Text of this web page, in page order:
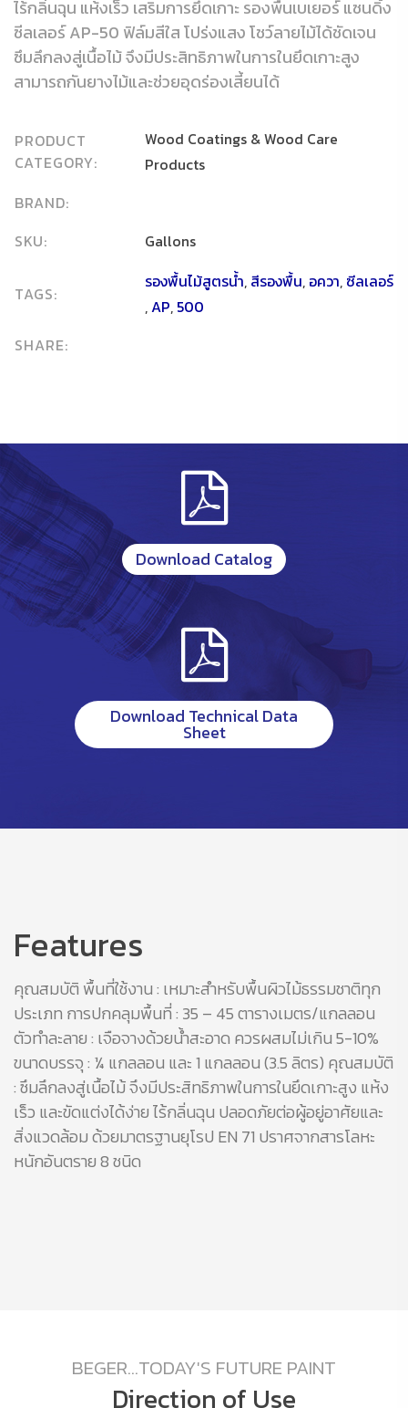
ไร้กลิ่นฉุน แห้งเร็ว เสริมการยึดเกาะ รองพื้นเบเยอร์ แซนดิ้ง
ซีลเลอร์ AP-50 ฟิล์มสีใส โปร่งแสง โชว์ลายไม้ได้ชัดเจน
ซึมลึกลงสู่เนื้อไม้ จึงมีประสิทธิภาพในการในยึดเกาะสูง
สามารถกันยางไม้และช่วยอุดร่องเสี้ยนได้
PRODUCT
CATEGORY:
Wood Coatings & Wood Care
Products
BRAND:
SKU:
Gallons
TAGS:
รองพื้นไม้สูตรน้ำ, สีรองพื้น, อควา, ซีลเลอร์
,AP, 500
SHARE:
Download Catalog
Download Technical Data
Sheet
Features
คุณสมบัติ พื้นที่ใช้งาน : เหมาะสำหรับพื้นผิวไม้ธรรมชาติทุก
ประเภท การปกคลุมพื้นที่ : 35 – 45 ตารางเมตร/แกลลอน
ตัวทำละลาย : เจือจางด้วยน้ำสะอาด ควรผสมไม่เกิน 5-10%
ขนาดบรรจุ : ¼ แกลลอน และ 1 แกลลอน (3.5 ลิตร) คุณสมบัติ
: ซึมลึกลงสู่เนื้อไม้ จึงมีประสิทธิภาพในการในยึดเกาะสูง แห้ง
เร็ว และขัดแต่งได้ง่าย ไร้กลิ่นฉุน ปลอดภัยต่อผู้อยู่อาศัยและ
สิ่งแวดล้อม ด้วยมาตรฐานยุโรป EN 71 ปราศจากสารโลหะ
หนักอันตราย 8 ชนิด
BEGER...TODAY'S FUTURE PAINT
Direction of Use